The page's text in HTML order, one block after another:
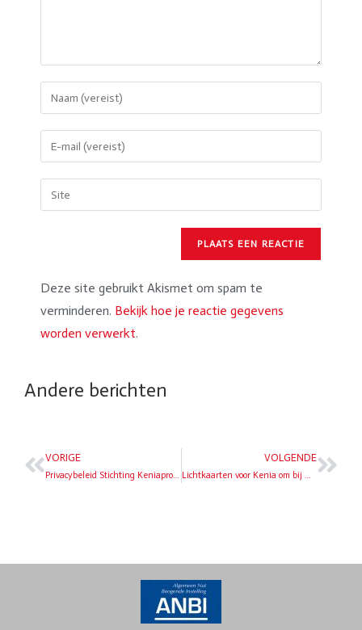
Deze site gebruikt Akismet om spam te
verminderen. Bekijk hoe je reactie gegevens
worden verwerkt.
Andere berichten
VORIGE
Privacybeleid Stichting Keniaproject
VOLGENDE
Lichtkaarten voor Kenia om bij weg te dromen